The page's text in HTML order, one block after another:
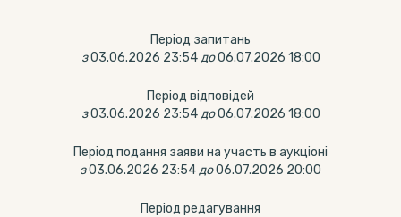
Період запитань
з 03.06.2026 23:54 до 06.07.2026 18:00
Період відповідей
з 03.06.2026 23:54 до 06.07.2026 18:00
Період подання заяви на участь в аукціоні
з03.06.2026 23:54до06.07.2026 20:00
Період редагування